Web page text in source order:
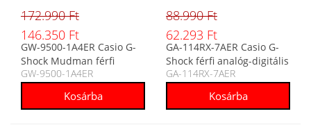
172.990 Ft
146.350 Ft
GW-9500-1A4ER Casio G-
Shock Mudman férfi
digitális karóra
GW-9500-1A4ER
88.990 Ft
62.293 Ft
GA-114RX-7AER Casio G-
Shock férfi analóg-digitális
karóra
GA-114RX-7AER